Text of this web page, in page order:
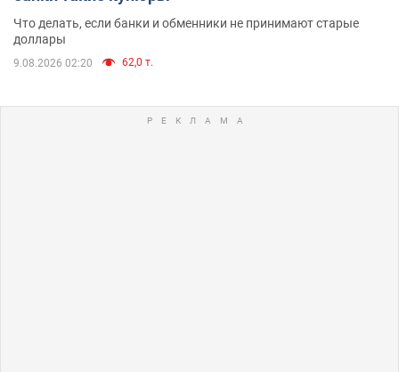
Что делать, если банки и обменники не принимают старые
доллары
9.08.2026 02:20 62,0 т.